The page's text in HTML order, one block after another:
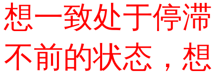
想一致处于停滞
不前的状态，想